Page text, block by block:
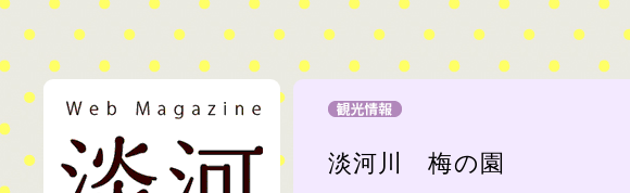
ウェブマガジン淡河
淡河町の情報を住民達が収集し、発信。生活者の息づかいを伝えるウェブマガジン。
淡河川 梅の園